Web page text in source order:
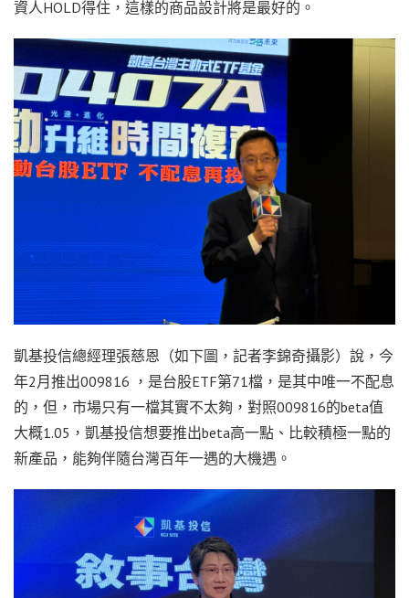
資人HOLD得住，這樣的商品設計將是最好的。
凱基投信總經理張慈恩（如下圖，記者李錦奇攝影）說，今
年2月推出009816 ，是台股ETF第71檔，是其中唯一不配息
的，但，市場只有一檔其實不太夠，對照009816的beta值
大概1.05，凱基投信想要推出beta高一點、比較積極一點的
新產品，能夠伴隨台灣百年一遇的大機遇。